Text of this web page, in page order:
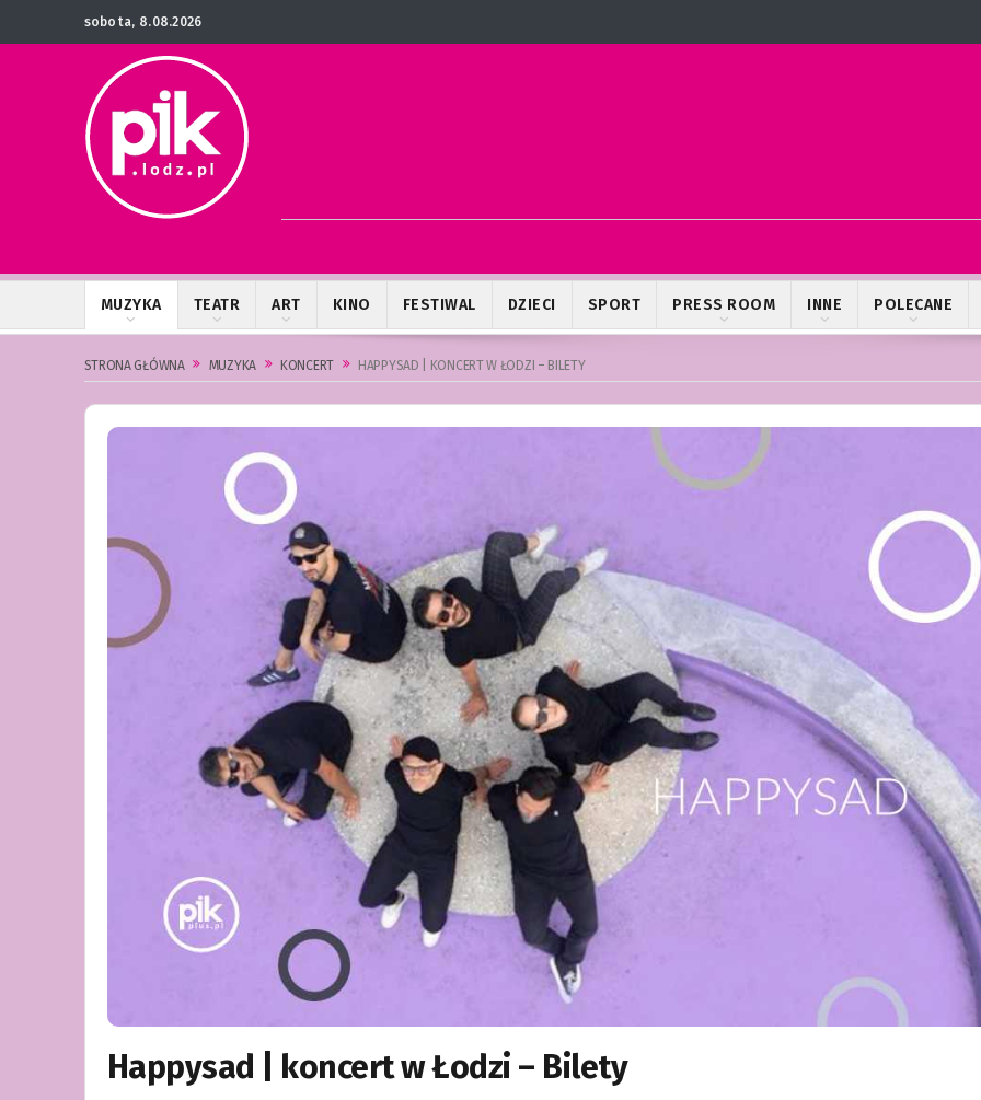
sobota, 8.08.2026
MUZYKA TEATR ART KINO FESTIWAL DZIECI SPORT PRESS ROOM INNE POLECANE
STRONA GŁÓWNA MUZYKA KONCERT HAPPYSAD | KONCERT W ŁODZI – BILETY
Happysad | koncert w Łodzi – Bilety